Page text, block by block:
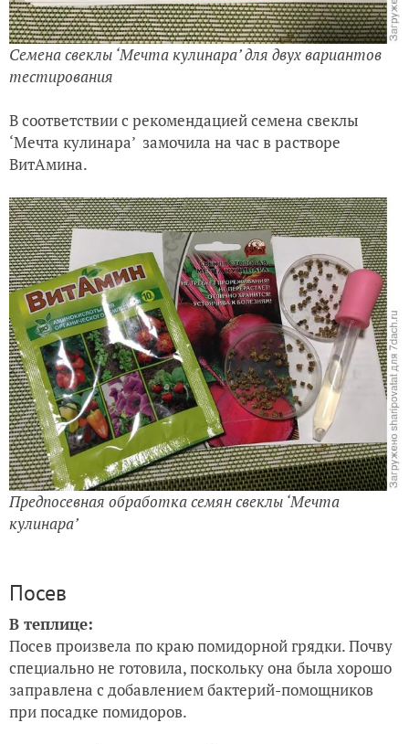
Семена свеклы ‘Мечта кулинара’ для двух вариантов
тестирования
В соответствии с рекомендацией семена свеклы
‘Мечта кулинара’ замочила на час в растворе
ВитАмина.
Предпосевная обработка семян свеклы ‘Мечта
кулинара’
Посев
В теплице:
Посев произвела по краю помидорной грядки. Почву
специально не готовила, поскольку она была хорошо
заправлена с добавлением бактерий-помощников
при посадке помидоров.